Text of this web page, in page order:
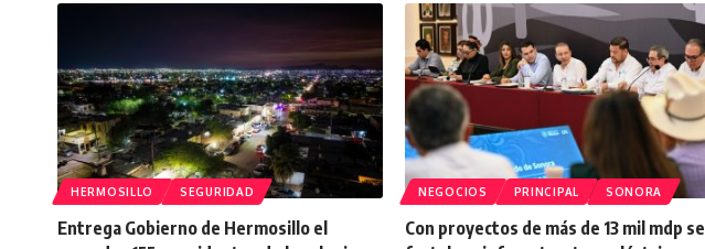
HERMOSILLO SEGURIDAD
Entrega Gobierno de Hermosillo el
NEGOCIOS PRINCIPAL SONORA
Con proyectos de más de 13 mil mdp se